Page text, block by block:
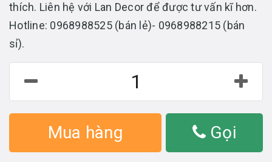
thích. Liên hệ với Lan Decor để được tư vấn kĩ hơn.
Hotline: 0968988525 (bán lẻ)- 0968988215 (bán
sỉ).
Mua hàng Gọi